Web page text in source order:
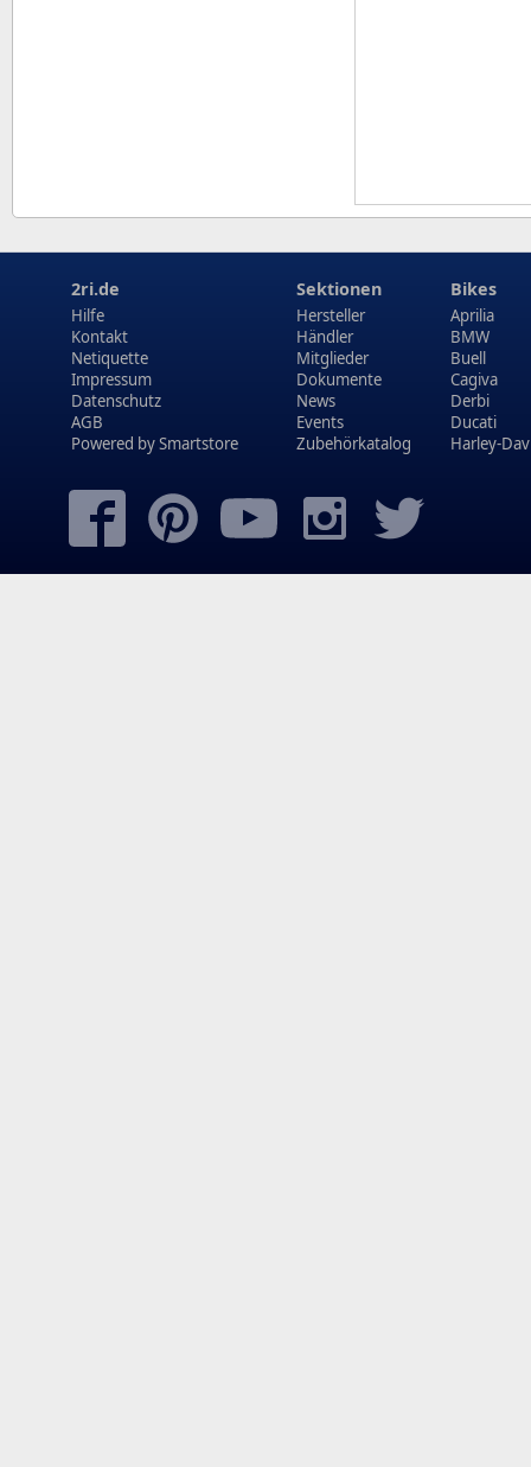
2ri.de
Hilfe
Kontakt
Netiquette
Impressum
Datenschutz
AGB
Powered bySmartstore
Sektionen
Hersteller
Händler
Mitglieder
Dokumente
News
Events
Zubehörkatalog
Bikes
Aprilia
BMW
Buell
Cagiva
Derbi
Ducati
Harley-